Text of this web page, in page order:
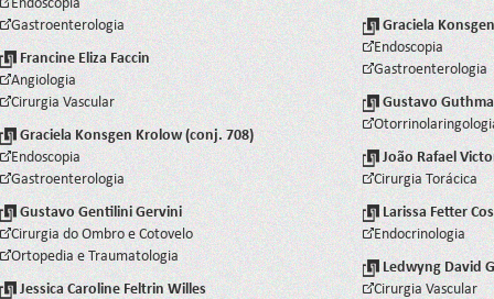
Endoscopia
Gastroenterologia
Francine Eliza Faccin
Angiologia
Cirurgia Vascular
Graciela Konsgen Krolow (conj. 708)
Endoscopia
Gastroenterologia
Gustavo Gentilini Gervini
Cirurgia do Ombro e Cotovelo
Ortopedia e Traumatologia
Jessica Caroline Feltrin Willes
Graciela
Endoscopia
Gastroenterologia
Gustavo
João Rafael
Cirurgia Torácica
Larissa Fetter
Endocrinologia
Ledwyng David
Cirurgia Vascular